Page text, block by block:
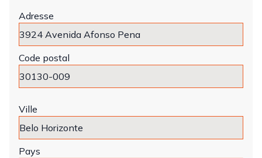
Adresse
Code postal
Ville
Pays